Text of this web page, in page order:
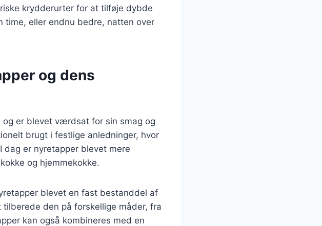
krydderurter for at tilføje dybde
time, eller endnu bedre, natten over
og dens
og er blevet værdsat for sin smag og
brugt i festlige anledninger, hvor
er nyretapper blevet mere
og hjemmekokke.
blevet en fast bestanddel af
den på forskellige måder, fra
kan også kombineres med en